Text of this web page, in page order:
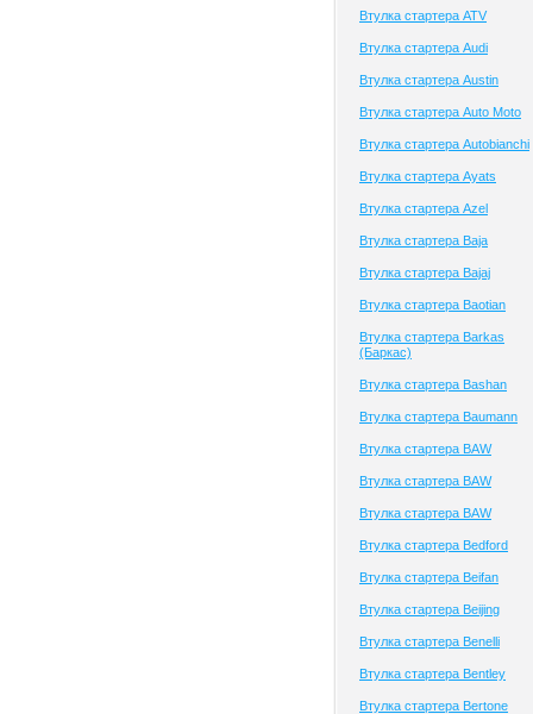
Втулка стартера ATV
Втулка стартера Audi
Втулка стартера Austin
Втулка стартера Auto Moto
Втулка стартера Autobianchi
Втулка стартера Ayats
Втулка стартера Azel
Втулка стартера Baja
Втулка стартера Bajaj
Втулка стартера Baotian
Втулка стартера Barkas
(Баркас)
Втулка стартера Bashan
Втулка стартера Baumann
Втулка стартера BAW
Втулка стартера BAW
Втулка стартера BAW
Втулка стартера Bedford
Втулка стартера Beifan
Втулка стартера Beijing
Втулка стартера Benelli
Втулка стартера Bentley
Втулка стартера Bertone